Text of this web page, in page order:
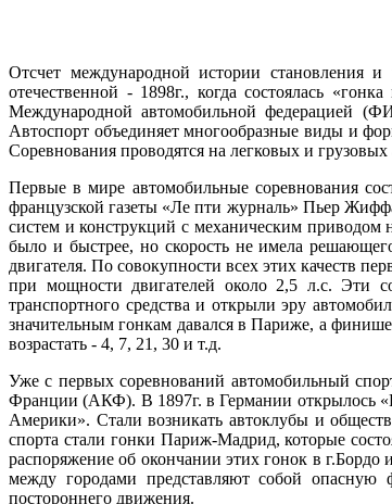
Отсчет международной истории становления
отечественной - 1898г., когда состоялась
Международной автомобильной федерацией
Автоспорт объединяет многообразные виды и
Соревнования проводятся на легковых и грузовых
Первые в мире автомобильные соревнования
французской газеты «Ле пти журналь» Пьер
систем и конструкций с механическим приводом
было и быстрее, но скорость не имела
двигателя. По совокупности всех этих качеств
при мощности двигателей около 2,5 л.с. Эти
транспортного средства и открыли эру
значительным гонкам давался в Париже, а
возрастать - 4, 7, 21, 30 и т.д.
Уже с первых соревнований автомобильный
Франции (АКФ). В 1897г. в Германии открылось
Америки». Стали возникать автоклубы и
спорта стали гонки Париж-Мадрид, которые
распоряжение об окончании этих гонок в
между городами представляют собой
постороннего движения.